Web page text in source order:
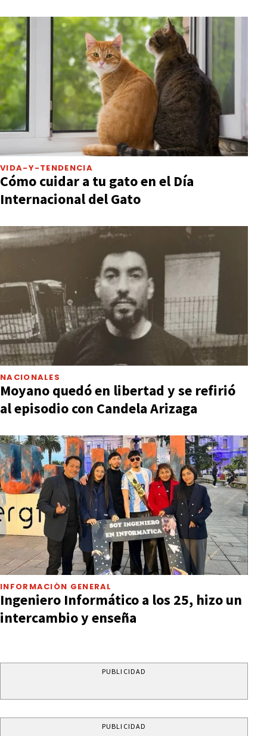
VIDA-Y-TENDENCIA
Cómo cuidar a tu gato en el Día
Internacional del Gato
NACIONALES
Moyano quedó en libertad y se refirió
al episodio con Candela Arizaga
INFORMACIÓN GENERAL
Ingeniero Informático a los 25, hizo un
intercambio y enseña
PUBLICIDAD
PUBLICIDAD